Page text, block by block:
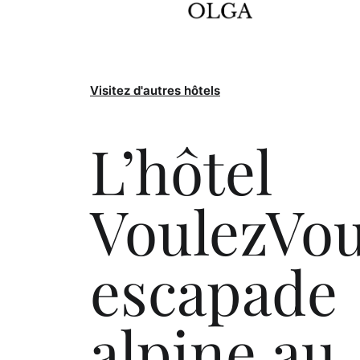
Visitez d'autres hôtels
L’hôtel
escapade